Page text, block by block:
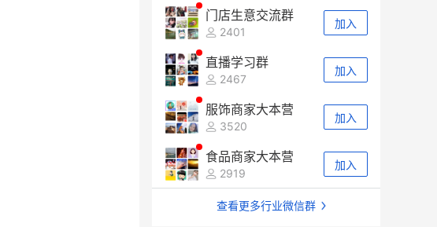
门店生意交流群
2401
加入
直播学习群
2467
加入
服饰商家大本营
3520
加入
食品商家大本营
2919
加入
查看更多行业微信群